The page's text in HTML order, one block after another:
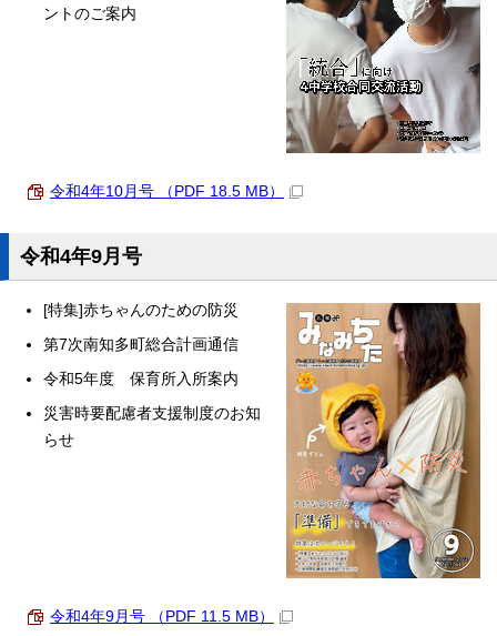
ントのご案内
令和4年10月号 （PDF 18.5 MB）
令和4年9月号
[特集]赤ちゃんのための防災
第7次南知多町総合計画通信
令和5年度 保育所入所案内
災害時要配慮者支援制度のお知
らせ
令和4年9月号 （PDF 11.5 MB）